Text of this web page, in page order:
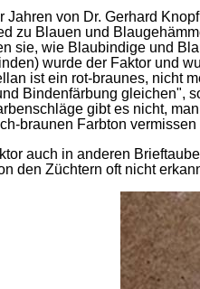
Jahren von Dr. Gerhard
zu Blauen und
sie, wie Blaubindige und
wurde der Faktor und
ist ein rot-braunes, nicht
Bindenfärbung gleichen",
gibt es nicht,
braunen Farbton
auch in anderen
den Züchtern oft nicht